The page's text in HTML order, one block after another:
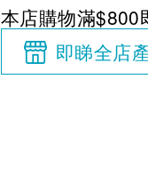
本店購物滿$800
即睇全店